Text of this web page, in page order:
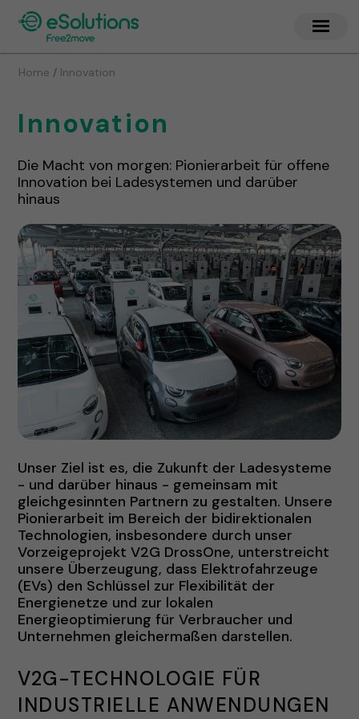
Home / Innovation
Innovation
Die Macht von morgen: Pionierarbeit für offene
Innovation bei Ladesystemen und darüber
hinaus
Unser Ziel ist es, die Zukunft der Ladesysteme
- und darüber hinaus - gemeinsam mit
gleichgesinnten Partnern zu gestalten. Unsere
Pionierarbeit im Bereich der bidirektionalen
Technologien, insbesondere durch unser
Vorzeigeprojekt V2G DrossOne, unterstreicht
unsere Überzeugung, dass Elektrofahrzeuge
(EVs) den Schlüssel zur Flexibilität der
Energienetze und zur lokalen
Energieoptimierung für Verbraucher und
Unternehmen gleichermaßen darstellen.
V2G-TECHNOLOGIE FÜR
INDUSTRIELLE ANWENDUNGEN